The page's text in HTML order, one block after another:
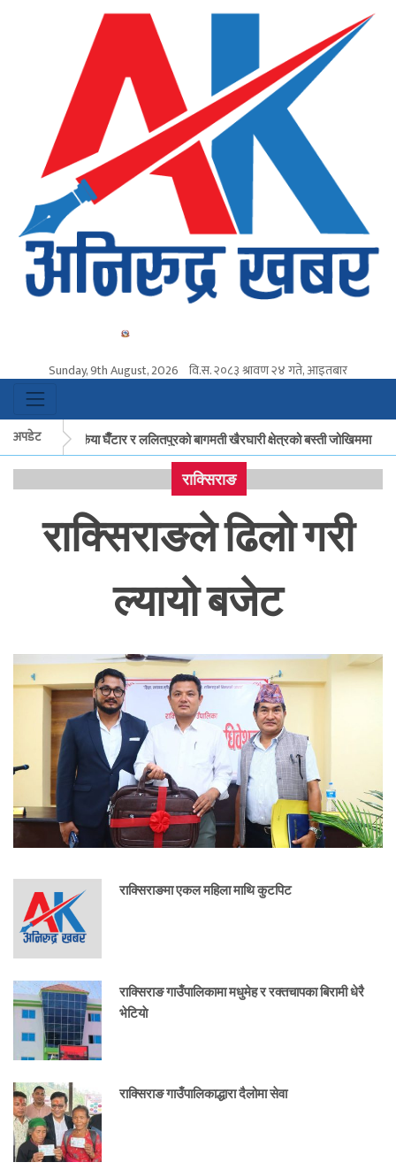
Sunday, 9th August, 2026 वि.स.२०८३ श्रावण २४ गते, आइतबार
अपडेट
मकवानपुरको बकैया घैँटार र ललितपुरको बागमती खैरघारी क्षेत्रको बस्ती जोखिममा
मकवानपुरको बकैया घैँटार र ललितपुरको बागमती खैरघारी क्षेत्रको बस्ती जोखिममा
राक्सिराङ
राक्सिराङले ढिलो गरी
ल्यायो बजेट
राक्सिराङमा एकल महिला माथि कुटपिट
राक्सिराङ गाउँपालिकामा मधुमेह र रक्तचापका बिरामी धेरै
भेटियाे
राक्सिराङ गाउँपालिकाद्धारा दैलोमा सेवा